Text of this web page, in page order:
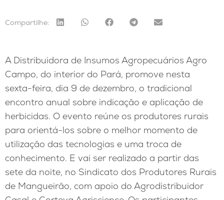
Compartilhe:
A Distribuidora de Insumos Agropecuários Agro
Campo, do interior do Pará, promove nesta
sexta-feira, dia 9 de dezembro, o tradicional
encontro anual sobre indicação e aplicação de
herbicidas. O evento reúne os produtores rurais
para orientá-los sobre o melhor momento de
utilização das tecnologias e uma troca de
conhecimento. E vai ser realizado a partir das
sete da noite, no Sindicato dos Produtores Rurais
de Mangueirão, com apoio do Agrodistribuidor